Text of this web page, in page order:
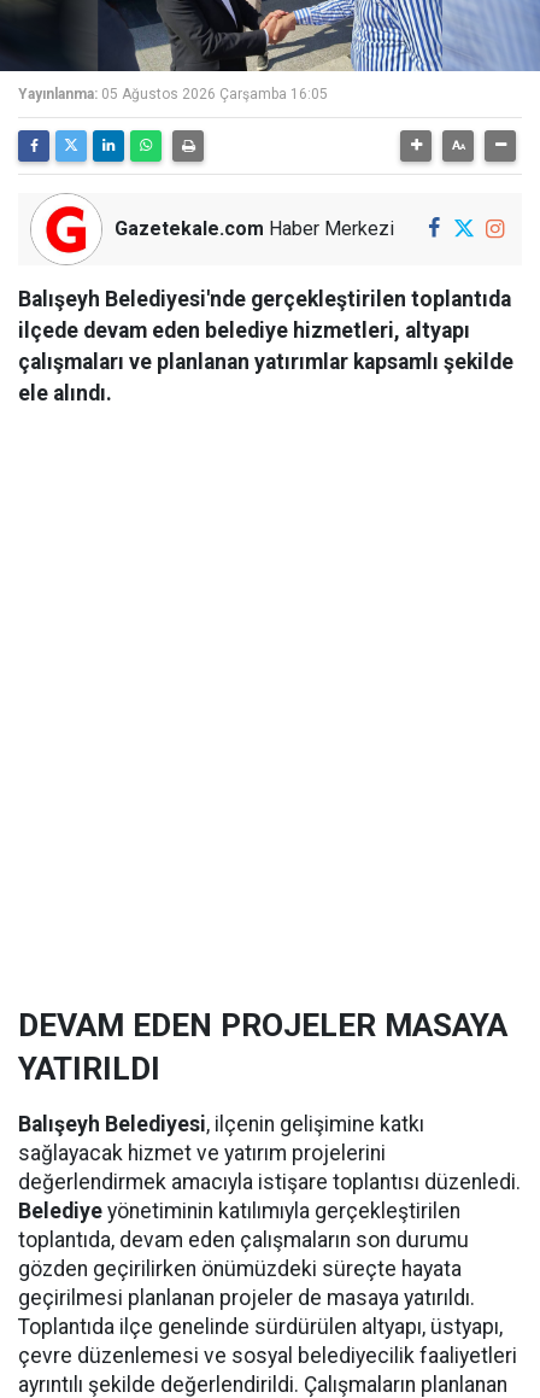
Yayınlanma: 05 Ağustos 2026 Çarşamba 16:05
Gazetekale.com Haber Merkezi
Balışeyh Belediyesi'nde gerçekleştirilen toplantıda
ilçede devam eden belediye hizmetleri, altyapı
çalışmaları ve planlanan yatırımlar kapsamlı şekilde
ele alındı.
DEVAM EDEN PROJELER MASAYA
YATIRILDI
Balışeyh Belediyesi, ilçenin gelişimine katkı
sağlayacak hizmet ve yatırım projelerini
değerlendirmek amacıyla istişare toplantısı düzenledi.
Belediye yönetiminin katılımıyla gerçekleştirilen
toplantıda, devam eden çalışmaların son durumu
gözden geçirilirken önümüzdeki süreçte hayata
geçirilmesi planlanan projeler de masaya yatırıldı.
Toplantıda ilçe genelinde sürdürülen altyapı, üstyapı,
çevre düzenlemesi ve sosyal belediyecilik faaliyetleri
ayrıntılı şekilde değerlendirildi. Çalışmaların planlanan